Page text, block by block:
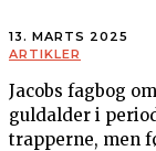
13. MARTS 2025
ARTIKLER
Jacobs fagbog
guldalder i
trapperne, men